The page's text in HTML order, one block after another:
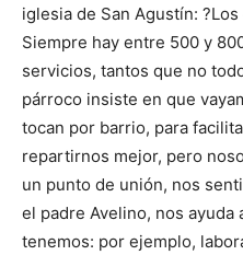
iglesia de San Agustín:
Siempre hay entre 500 y
servicios, tantos que no
párroco insiste en que
tocan por barrio, para
repartirnos mejor, pero
un punto de unión, nos
el padre Avelino, nos ayuda
tenemos: por ejemplo,